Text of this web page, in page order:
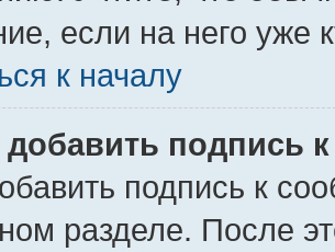
если на него уже
к началу
добавить подпись
подпись к
разделе. После